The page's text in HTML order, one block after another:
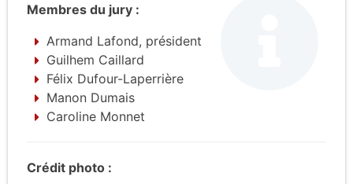
Membres du jury :
Armand Lafond, président
Guilhem Caillard
Félix Dufour-Laperrière
Manon Dumais
Caroline Monnet
Crédit photo :